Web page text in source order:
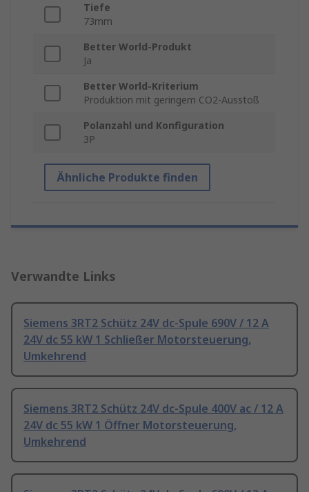
Tiefe
73mm
Better World-Produkt
Ja
Better World-Kriterium
Produktion mit geringem CO2-Ausstoß
Polanzahl und Konfiguration
3P
Ähnliche Produkte finden
Verwandte Links
Siemens 3RT2 Schütz 24V dc-Spule 690V / 12 A
24V dc 55 kW 1 Schließer Motorsteuerung,
Umkehrend
Siemens 3RT2 Schütz 24V dc-Spule 400V ac / 12 A
24V dc 55 kW 1 Öffner Motorsteuerung,
Umkehrend